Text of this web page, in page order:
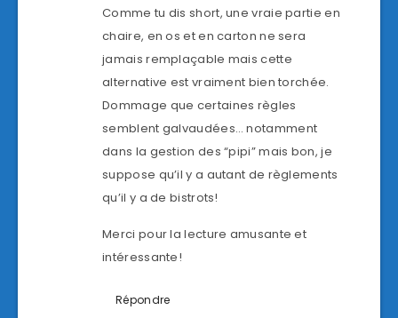
Comme tu dis short, une vraie partie en
chaire, en os et en carton ne sera
jamais remplaçable mais cette
alternative est vraiment bien torchée.
Dommage que certaines règles
semblent galvaudées… notamment
dans la gestion des “pipi” mais bon, je
suppose qu’il y a autant de règlements
qu’il y a de bistrots!
Merci pour la lecture amusante et
intéressante!
Répondre